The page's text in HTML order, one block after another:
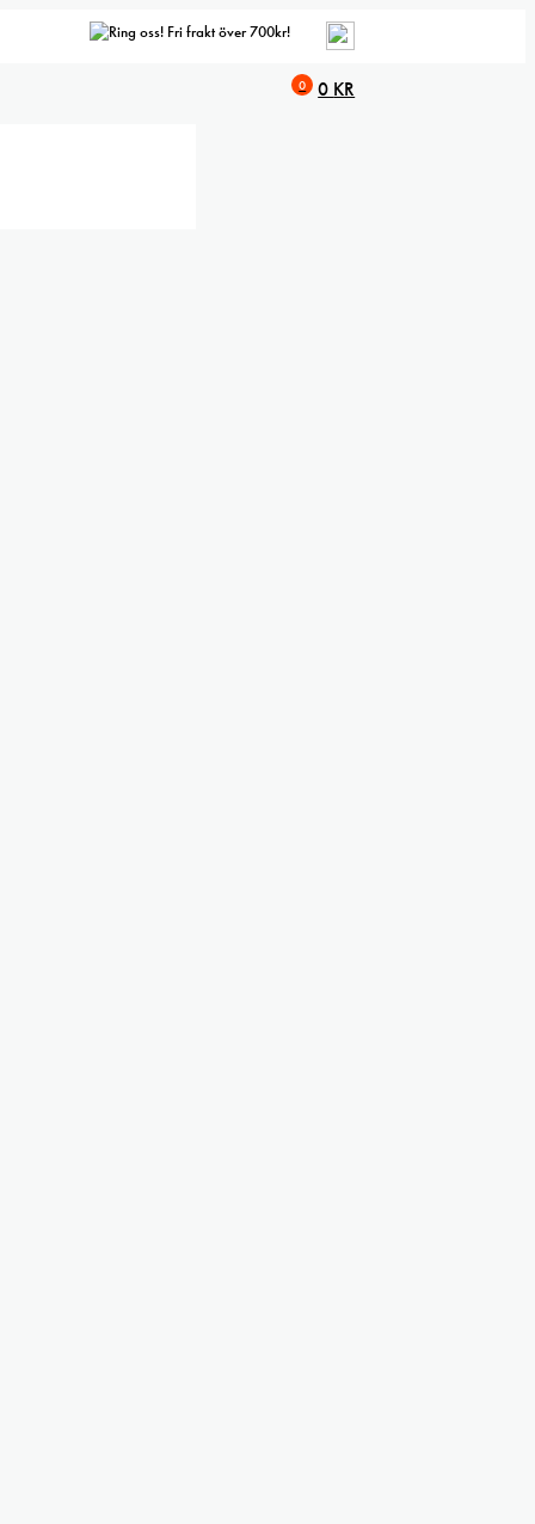
Fri frakt över 700kr!
0 0 KR